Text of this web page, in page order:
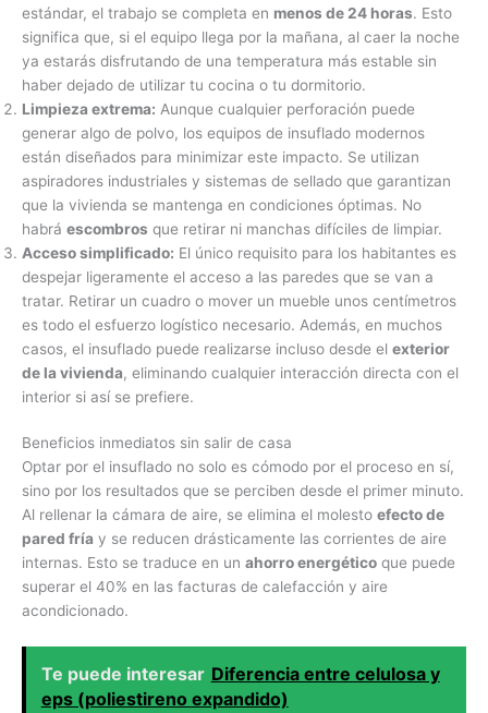
estándar, el trabajo se completa en menos de 24 horas. Esto
significa que, si el equipo llega por la mañana, al caer la noche
ya estarás disfrutando de una temperatura más estable sin
haber dejado de utilizar tu cocina o tu dormitorio.
Limpieza extrema: Aunque cualquier perforación puede
generar algo de polvo, los equipos de insuflado modernos
están diseñados para minimizar este impacto. Se utilizan
aspiradores industriales y sistemas de sellado que garantizan
que la vivienda se mantenga en condiciones óptimas. No
habrá escombros que retirar ni manchas difíciles de limpiar.
Acceso simplificado: El único requisito para los habitantes es
despejar ligeramente el acceso a las paredes que se van a
tratar. Retirar un cuadro o mover un mueble unos centímetros
es todo el esfuerzo logístico necesario. Además, en muchos
casos, el insuflado puede realizarse incluso desde el exterior
de la vivienda, eliminando cualquier interacción directa con el
interior si así se prefiere.
Beneficios inmediatos sin salir de casa
Optar por el insuflado no solo es cómodo por el proceso en sí,
sino por los resultados que se perciben desde el primer minuto.
Al rellenar la cámara de aire, se elimina el molesto efecto de
pared fría y se reducen drásticamente las corrientes de aire
internas. Esto se traduce en un ahorro energético que puede
superar el 40% en las facturas de calefacción y aire
acondicionado.
Te puede interesar Diferencia entre celulosa y
eps (poliestireno expandido)